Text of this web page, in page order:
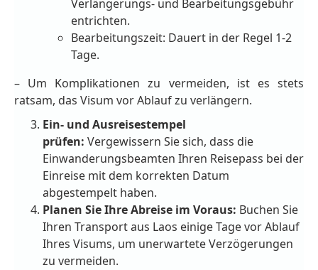
Verlängerungs- und Bearbeitungsgebühr
entrichten.
Bearbeitungszeit: Dauert in der Regel 1-2
Tage.
– Um Komplikationen zu vermeiden, ist es stets
ratsam, das Visum vor Ablauf zu verlängern.
Ein- und Ausreisestempel
prüfen: Vergewissern Sie sich, dass die
Einwanderungsbeamten Ihren Reisepass bei der
Einreise mit dem korrekten Datum
abgestempelt haben.
Planen Sie Ihre Abreise im Voraus: Buchen Sie
Ihren Transport aus Laos einige Tage vor Ablauf
Ihres Visums, um unerwartete Verzögerungen
zu vermeiden.